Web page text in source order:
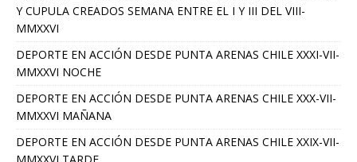
Y CUPULA CREADOS SEMANA ENTRE EL I Y III DEL VIII-
MMXXVI
DEPORTE EN ACCIÓN DESDE PUNTA ARENAS CHILE XXXI-VII-
MMXXVI NOCHE
DEPORTE EN ACCIÓN DESDE PUNTA ARENAS CHILE XXX-VII-
MMXXVI MAÑANA
DEPORTE EN ACCIÓN DESDE PUNTA ARENAS CHILE XXIX-VII-